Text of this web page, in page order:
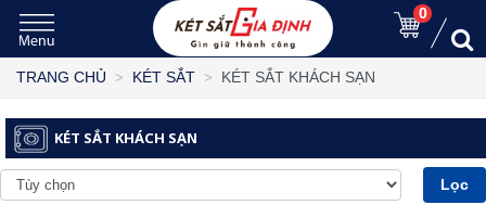
0
TRANG CHỦ KÉT SẮT KÉT SẮT KHÁCH SẠN
KÉT SẮT KHÁCH SẠN
Lọc